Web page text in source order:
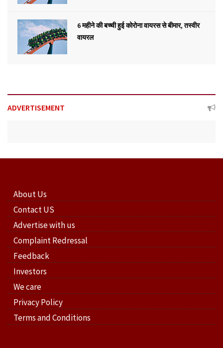
6 महीने की बच्ची हुई कोरोना वायरस से बीमार, तस्वीर
वायरल
ADVERTISEMENT
About Us
Contact US
Advertise with us
Complaint Redressal
Feedback
Investors
We care
Privacy Policy
Terms and Conditions